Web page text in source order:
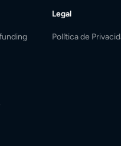
Legal
Política de